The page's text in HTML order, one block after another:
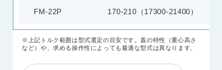
FM-22P 170-210（17300-21400）
※上記トルク範囲は型式選定の目安です。蓋の特性（重心高さ
など）や、求める操作性によっても最適な型式は異なります。